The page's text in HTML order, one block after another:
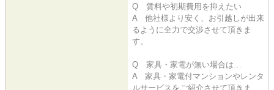
Q 賃料や初期費用を抑えたい
A 他社様より安く、お引越しが出来
るように全力で交渉させて頂きま
す。
Q 家具・家電が無い場合は…
A 家具・家電付マンションやレンタ
ルサービスをご紹介させて頂きま